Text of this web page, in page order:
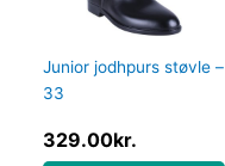
Junior jodhpurs støvle –
33
329.00kr.